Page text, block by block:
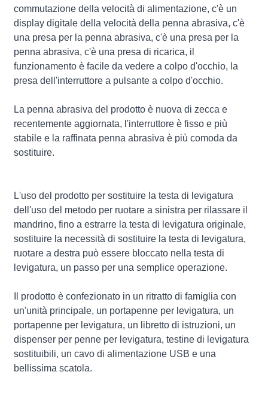
commutazione della velocità di alimentazione, c'è un
display digitale della velocità della penna abrasiva, c'è
una presa per la penna abrasiva, c'è una presa per la
penna abrasiva, c'è una presa di ricarica, il
funzionamento è facile da vedere a colpo d'occhio, la
presa dell'interruttore a pulsante a colpo d'occhio.
La penna abrasiva del prodotto è nuova di zecca e
recentemente aggiornata, l'interruttore è fisso e più
stabile e la raffinata penna abrasiva è più comoda da
sostituire.
L'uso del prodotto per sostituire la testa di levigatura
dell'uso del metodo per ruotare a sinistra per rilassare il
mandrino, fino a estrarre la testa di levigatura originale,
sostituire la necessità di sostituire la testa di levigatura,
ruotare a destra può essere bloccato nella testa di
levigatura, un passo per una semplice operazione.
Il prodotto è confezionato in un ritratto di famiglia con
un'unità principale, un portapenne per levigatura, un
portapenne per levigatura, un libretto di istruzioni, un
dispenser per penne per levigatura, testine di levigatura
sostituibili, un cavo di alimentazione USB e una
bellissima scatola.